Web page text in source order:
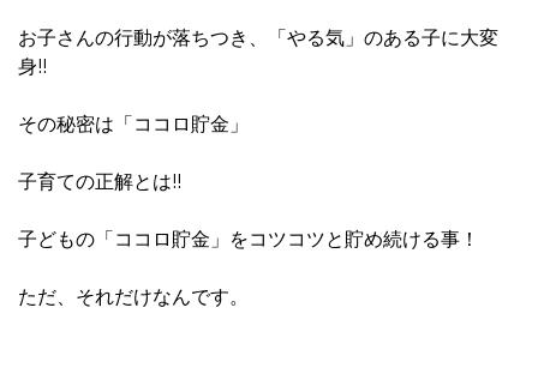
お子さんの行動が落ちつき、「やる気」のある子に大変
身!!
その秘密は「ココロ貯金」
子育ての正解とは!!
子どもの「ココロ貯金」をコツコツと貯め続ける事！
ただ、それだけなんです。